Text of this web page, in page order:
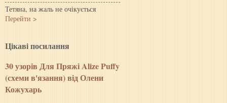
Тетяна, на жаль не очікується
Перейти >
Цiкавi посилання
30 узорів Для Пряжі Alize Puffy
(схеми в'язання) від Олени
Кожухарь